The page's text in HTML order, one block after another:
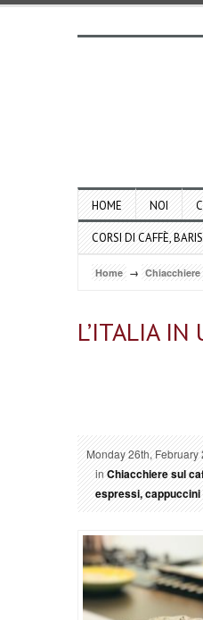
HOME NOI
CORSI DI CAFFÈ,
Home →
L’ITALIA IN
Monday 26th, February
inChiacchiere sul
espressi,